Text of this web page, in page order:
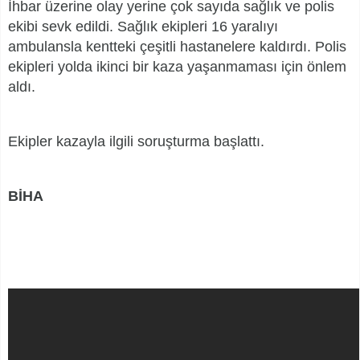
İhbar üzerine olay yerine çok sayıda sağlık ve polis
ekibi sevk edildi. Sağlık ekipleri 16 yaralıyı
ambulansla kentteki çeşitli hastanelere kaldırdı. Polis
ekipleri yolda ikinci bir kaza yaşanmaması için önlem
aldı.
Ekipler kazayla ilgili soruşturma başlattı.
BİHA